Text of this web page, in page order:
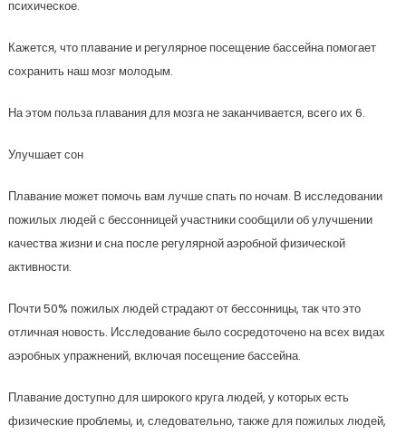
психическое.
Кажется, что плавание и регулярное посещение бассейна помогает
сохранить наш мозг молодым.
На этом польза плавания для мозга не заканчивается, всего их 6.
Улучшает сон
Плавание может помочь вам лучше спать по ночам. В исследовании
пожилых людей с бессонницей участники сообщили об улучшении
качества жизни и сна после регулярной аэробной физической
активности.
Почти 50% пожилых людей страдают от бессонницы, так что это
отличная новость. Исследование было сосредоточено на всех видах
аэробных упражнений, включая посещение бассейна.
Плавание доступно для широкого круга людей, у которых есть
физические проблемы, и, следовательно, также для пожилых людей,